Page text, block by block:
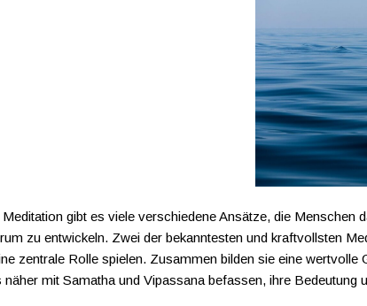
gibt es viele verschiedene Ansätze, die
zu entwickeln. Zwei der bekanntesten und kraftvollsten
zentrale Rolle spielen. Zusammen bilden sie eine
näher mit Samatha und Vipassana befassen, ihre